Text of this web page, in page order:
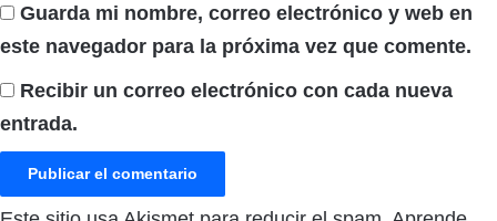
Guarda mi nombre, correo electrónico y web en
este navegador para la próxima vez que comente.
Recibir un correo electrónico con cada nueva
entrada.